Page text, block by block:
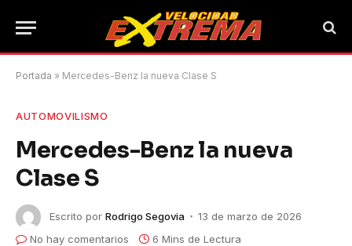
Portada » Mercedes-Benz la nueva Clase S
AUTOMOVILISMO
Mercedes-Benz la nueva
Clase S
Escrito por Rodrigo Segovia
13 de marzo de 2026
No hay comentarios
6 Mins de Lectura